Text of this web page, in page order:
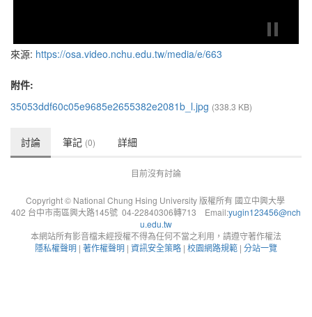
來源: https://osa.video.nchu.edu.tw/media/e/663
附件:
35053ddf60c05e9685e2655382e2081b_l.jpg (338.3 KB)
討論 筆記 (0) 詳細
目前沒有討論
Copyright © National Chung Hsing University 版權所有 國立中興大學
402 台中市南區興大路145號 04-22840306轉713 Email:yugin123456@nch
u.edu.tw
本網站所有影音檔未經授權不得為任何不當之利用，請遵守著作權法
隱私權聲明 | 著作權聲明 | 資訊安全策略 | 校園網路規範 | 分站一覽